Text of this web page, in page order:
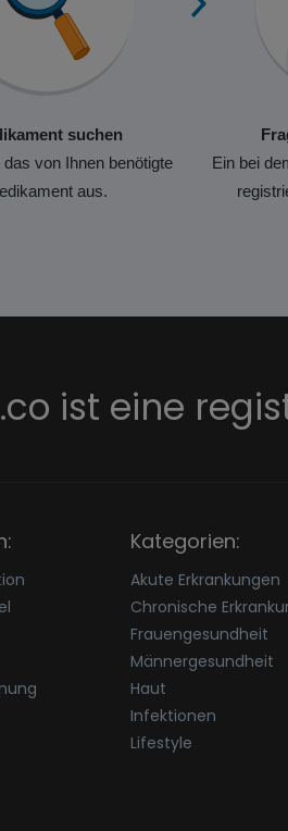
suchen
das von Ihnen benötigte
aus.
Ein bei
ist eine
Kategorien:
Akute Erkrankungen
Chronische
Frauengesundheit
Männergesundheit
Haut
Infektionen
Lifestyle